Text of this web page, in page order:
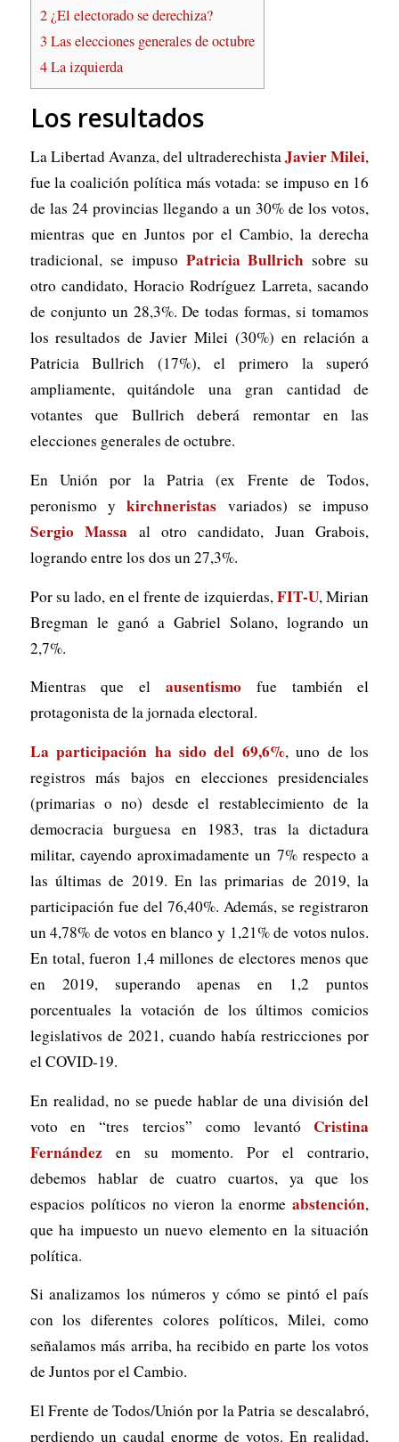
2¿El electorado se derechiza?
3 Las elecciones generales de octubre
4La izquierda
Los resultados
La Libertad Avanza, del ultraderechistaJavier Milei,
fue la coalición política más votada: se impuso en 16
de las 24 provincias llegando a un 30% de los votos,
mientras que en Juntos por el Cambio, la derecha
tradicional, se impuso Patricia Bullrich sobre su
otro candidato, Horacio Rodríguez Larreta, sacando
de conjunto un 28,3%. De todas formas, si tomamos
los resultados de Javier Milei (30%) en relación a
Patricia Bullrich (17%), el primero la superó
ampliamente, quitándole una gran cantidad de
votantes que Bullrich deberá remontar en las
elecciones generales de octubre.
En Unión por la Patria (ex Frente de Todos,
peronismo ykirchneristas variados) se impuso
Sergio Massa al otro candidato, Juan Grabois,
logrando entre los dos un 27,3%.
Por su lado, en el frente de izquierdas,FIT-U, Mirian
Bregman le ganó a Gabriel Solano, logrando un
2,7%.
Mientras que el ausentismo fue también el
protagonista de la jornada electoral.
La participación ha sido del 69,6%, uno de los
registros más bajos en elecciones presidenciales
(primarias o no) desde el restablecimiento de la
democracia burguesa en 1983, tras la dictadura
militar, cayendo aproximadamente un 7% respecto a
las últimas de 2019. En las primarias de 2019, la
participación fue del 76,40%. Además, se registraron
un 4,78% de votos en blanco y 1,21% de votos nulos.
En total, fueron 1,4 millones de electores menos que
en 2019, superando apenas en 1,2 puntos
porcentuales la votación de los últimos comicios
legislativos de 2021, cuando había restricciones por
el COVID-19.
En realidad, no se puede hablar de una división del
voto en “tres tercios” como levantó Cristina
Fernándezen su momento. Por el contrario,
debemos hablar de cuatro cuartos, ya que los
espacios políticos no vieron la enormeabstención,
que ha impuesto un nuevo elemento en la situación
política.
Si analizamos los números y cómo se pintó el país
con los diferentes colores políticos, Milei, como
señalamos más arriba, ha recibido en parte los votos
de Juntos por el Cambio.
El Frente de Todos/Unión por la Patria se descalabró,
perdiendo un caudal enorme de votos. En realidad,